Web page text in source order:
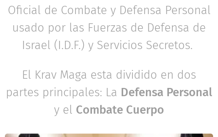
Oficial de Combate y Defensa Personal
usado por las Fuerzas de Defensa de
Israel (I.D.F.) y Servicios Secretos.
El Krav Maga esta dividido en dos
partes principales: La Defensa Personal
y el Combate Cuerpo